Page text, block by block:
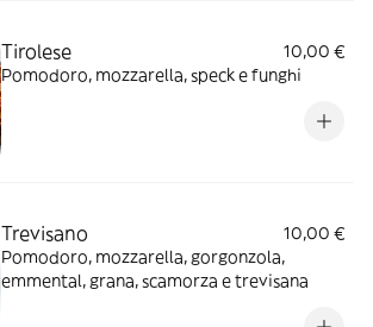
Tirolese
10,00 €
Pomodoro, mozzarella, speck e funghi
Trevisano
10,00 €
Pomodoro, mozzarella, gorgonzola,
emmental, grana, scamorza e trevisana